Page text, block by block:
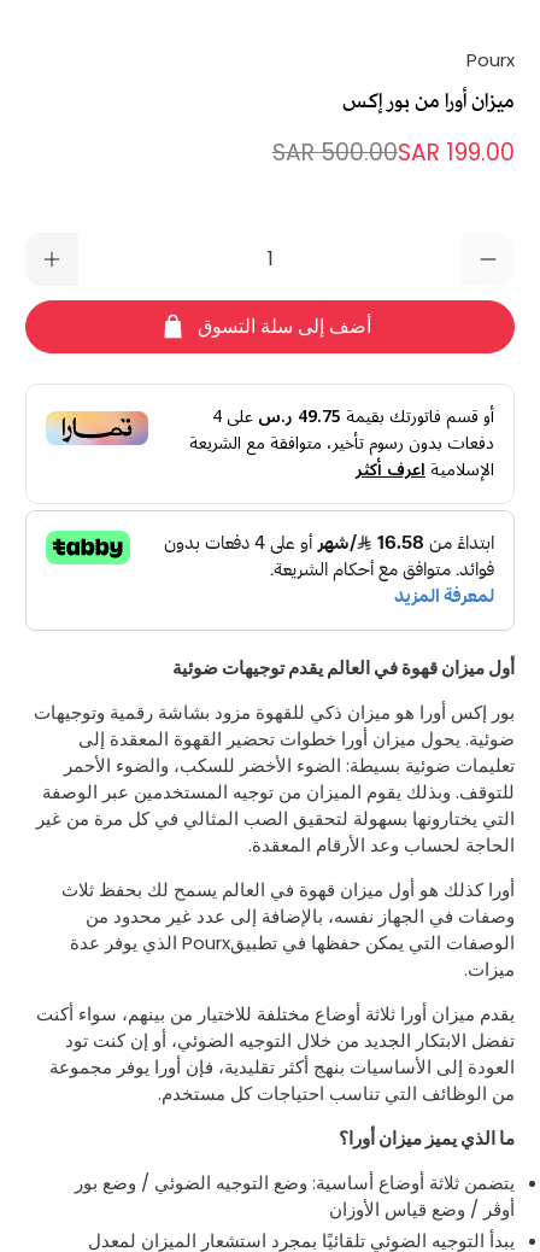
Pourx
ميزان أورا من بور إكس
199.00 SAR
500.00 SAR
أضف إلى سلة التسوق
أو قسم فاتورتك بقيمة 49.75 ر.س على4
دفعات بدون رسوم تأخير، متوافقة مع الشريعة
الإسلاميةاعرف أكثر
أول ميزان قهوة في العالم يقدم توجيهات ضوئية
بور إكس أورا هو ميزان ذكي للقهوة مزود بشاشة رقمية وتوجيهات
ضوئية. يحول ميزان أورا خطوات تحضير القهوة المعقدة إلى
تعليمات ضوئية بسيطة: الضوء الأخضر للسكب، والضوء الأحمر
للتوقف. وبذلك يقوم الميزان من توجيه المستخدمين عبر الوصفة
التي يختارونها بسهولة لتحقيق الصب المثالي في كل مرة من غير
الحاجة لحساب وعد الأرقام المعقدة.
أورا كذلك هو أول ميزان قهوة في العالم يسمح لك بحفظ ثلاث
وصفات في الجهاز نفسه، بالإضافة إلى عدد غير محدود من
الوصفات التي يمكن حفظها في تطبيقPourx الذي يوفر عدة
ميزات.
يقدم ميزان أورا ثلاثة أوضاع مختلفة للاختيار من بينهم، سواء أكنت
تفضل الابتكار الجديد من خلال التوجيه الضوئي، أو إن كنت تود
العودة إلى الأساسيات بنهج أكثر تقليدية، فإن أورا يوفر مجموعة
من الوظائف التي تناسب احتياجات كل مستخدم.
ما الذي يميز ميزان أورا؟
يتضمن ثلاثة أوضاع أساسية: وضع التوجيه الضوئي / وضع بور
أوڤر / وضع قياس الأوزان
يبدأ التوجيه الضوئي تلقائيًا بمجرد استشعار الميزان لمعدل